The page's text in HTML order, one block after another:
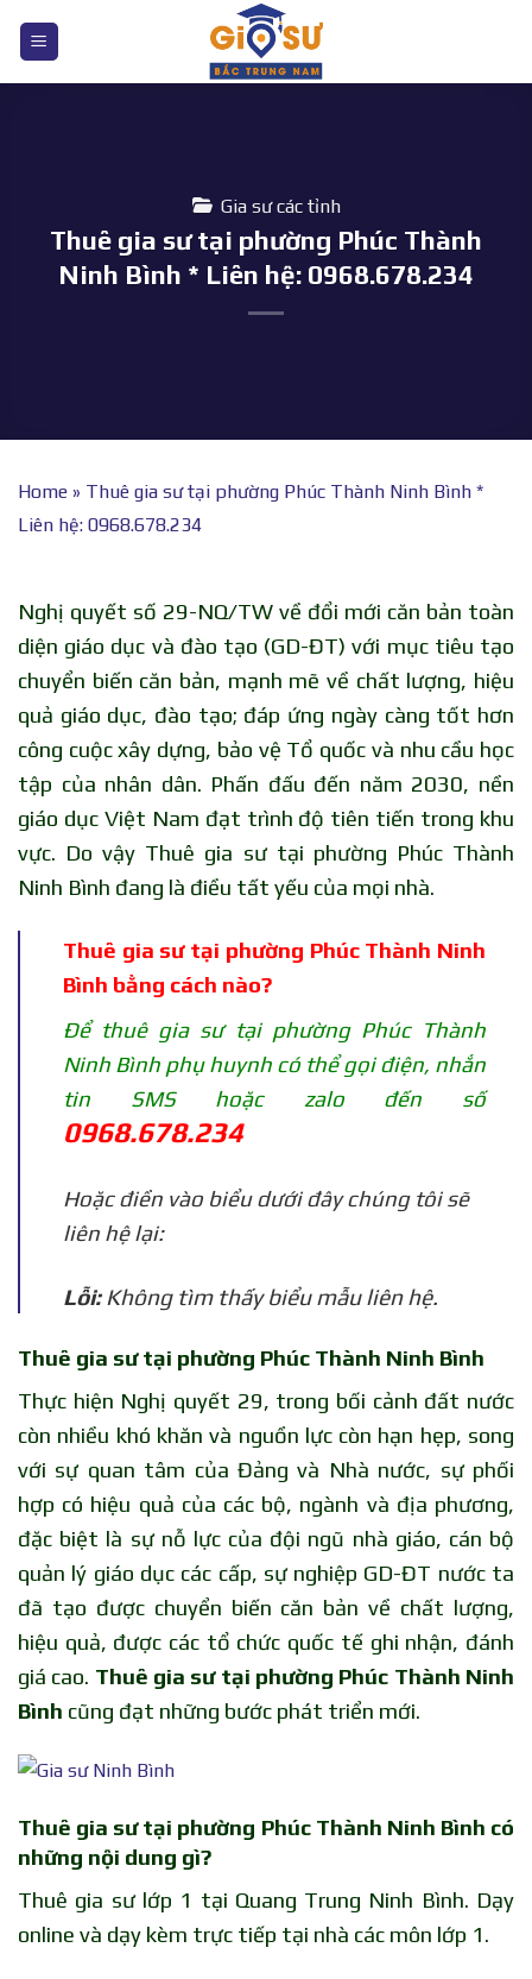
nội
Gia sư các tỉnh
Thuê gia sư tại phường Phúc Thành
Ninh Bình * Liên hệ: 0968.678.234
Home » Thuê gia sư tại phường Phúc Thành Ninh Bình *
Liên hệ: 0968.678.234
Nghị quyết số 29-NQ/TW về đổi mới căn bản toàn
diện giáo dục và đào tạo (GD-ĐT) với mục tiêu tạo
chuyển biến căn bản, mạnh mẽ về chất lượng, hiệu
quả giáo dục, đào tạo; đáp ứng ngày càng tốt hơn
công cuộc xây dựng, bảo vệ Tổ quốc và nhu cầu học
tập của nhân dân. Phấn đấu đến năm 2030, nền
giáo dục Việt Nam đạt trình độ tiên tiến trong khu
vực. Do vậy Thuê gia sư tại phường Phúc Thành
Ninh Bình đang là điều tất yếu của mọi nhà.
Thuê gia sư tại phường Phúc Thành Ninh
Bình bằng cách nào?
Để thuê gia sư tại phường Phúc Thành
Ninh Bình phụ huynh có thể gọi điện, nhắn
tin SMS hoặc zalo đến số
0968.678.234
Hoặc điền vào biểu dưới đây chúng tôi sẽ
liên hệ lại:
Lỗi:Không tìm thấy biểu mẫu liên hệ.
Thuê gia sư tại phường Phúc Thành Ninh Bình
Thực hiện Nghị quyết 29, trong bối cảnh đất nước
còn nhiều khó khăn và nguồn lực còn hạn hẹp, song
với sự quan tâm của Đảng và Nhà nước, sự phối
hợp có hiệu quả của các bộ, ngành và địa phương,
đặc biệt là sự nỗ lực của đội ngũ nhà giáo, cán bộ
quản lý giáo dục các cấp, sự nghiệp GD-ĐT nước ta
đã tạo được chuyển biến căn bản về chất lượng,
hiệu quả, được các tổ chức quốc tế ghi nhận, đánh
giá cao. Thuê gia sư tại phường Phúc Thành Ninh
Bình cũng đạt những bước phát triển mới.
Thuê gia sư tại phường Phúc Thành Ninh Bình có
những nội dung gì?
Thuê gia sư lớp 1 tại Quang Trung Ninh Bình. Dạy
online và dạy kèm trực tiếp tại nhà các môn lớp 1.